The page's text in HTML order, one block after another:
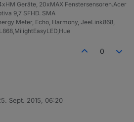
"Accept: application/json"
    \
"Mozilla/5.0 (Windows; U;
    \
tmp/curljson.txt
Geräte, 20xMAX Fenstersensoren.Acer
9,7 SFHD. SMA
Meter, Echo, Harmony, JeeLink868,
0
Sept. 2015, 06:20
von